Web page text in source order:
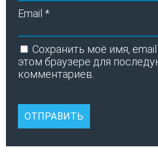
Email *
Сохранить моё имя,
этом браузере для
комментариев.